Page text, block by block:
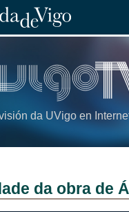
da UVigo en
da obra de